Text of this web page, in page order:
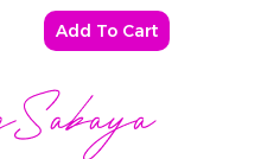
Add To Cart